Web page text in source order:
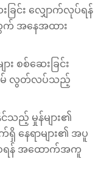
းခြင်း လျှောက်လုပ်ရန်
က် အနေအထား
း စစ်ဆေးခြင်း
မ် လွတ်လပ်သည့်
သည့် မှုန်များ၏
နေရာများ၏ အပူ
ေရန် အထောက်အကူ